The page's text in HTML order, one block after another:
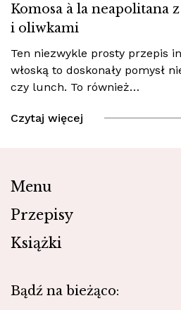
Komosa à la neapolitana
i oliwkami
Ten niezwykle prosty przepis
włoską to doskonały pomysł
czy lunch. To również…
Czytaj więcej
Menu
Przepisy
Książki
Bądź na bieżąco: